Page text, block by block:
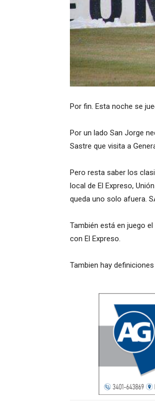
Por fin. Esta noche se
Por un lado San Jorge
Sastre que visita a
Pero resta saber los
local de El Expreso,
queda uno solo afuera.
También está en juego
con El Expreso.
Tambien hay